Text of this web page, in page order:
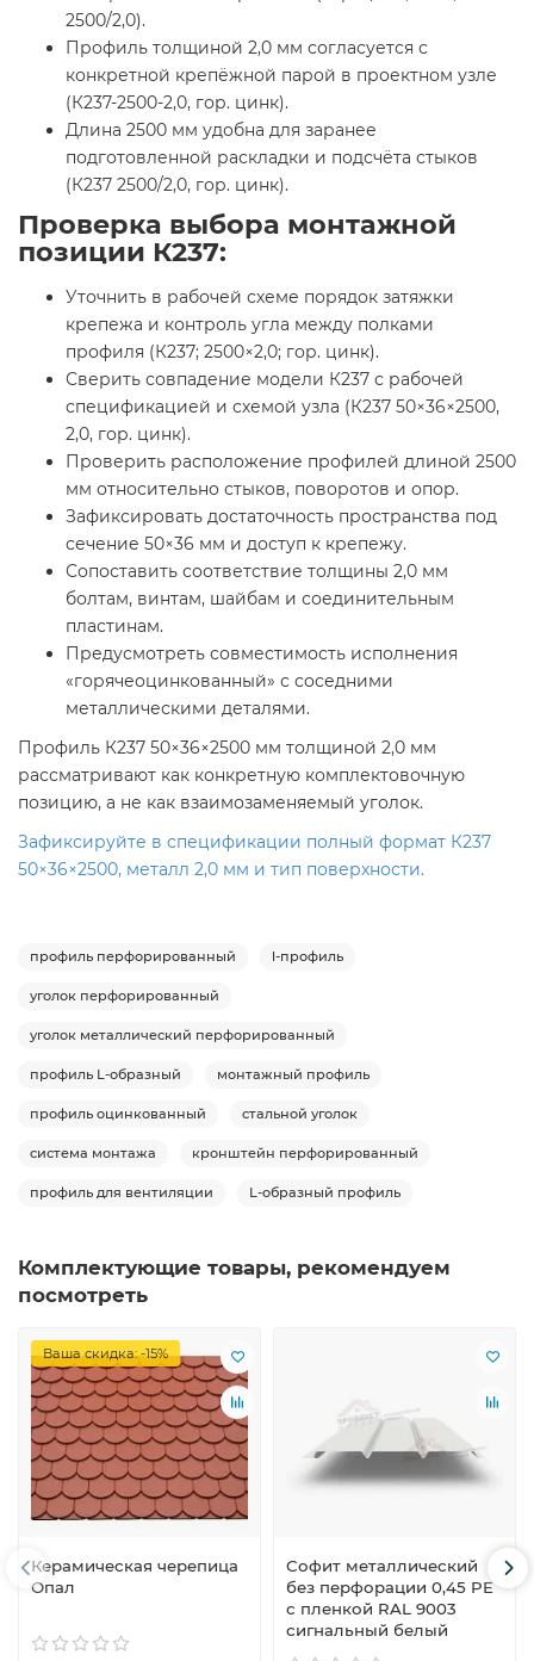
2500/2,0).
Профиль толщиной 2,0 мм согласуется с
конкретной крепёжной парой в проектном узле
(К237-2500-2,0, гор. цинк).
Длина 2500 мм удобна для заранее
подготовленной раскладки и подсчёта стыков
(К237 2500/2,0, гор. цинк).
Проверка выбора монтажной
позиции К237:
Уточнить в рабочей схеме порядок затяжки
крепежа и контроль угла между полками
профиля (К237; 2500×2,0; гор. цинк).
Сверить совпадение модели К237 с рабочей
спецификацией и схемой узла (К237 50×36×2500,
2,0, гор. цинк).
Проверить расположение профилей длиной 2500
мм относительно стыков, поворотов и опор.
Зафиксировать достаточность пространства под
сечение 50×36 мм и доступ к крепежу.
Сопоставить соответствие толщины 2,0 мм
болтам, винтам, шайбам и соединительным
пластинам.
Предусмотреть совместимость исполнения
«горячеоцинкованный» с соседними
металлическими деталями.
Профиль К237 50×36×2500 мм толщиной 2,0 мм
рассматривают как конкретную комплектовочную
позицию, а не как взаимозаменяемый уголок.
Зафиксируйте в спецификации полный формат К237
50×36×2500, металл 2,0 мм и тип поверхности.
профиль перфорированный l-профиль
уголок перфорированный
уголок металлический перфорированный
профиль L-образный монтажный профиль
профиль оцинкованный стальной уголок
система монтажа кронштейн перфорированный
профиль для вентиляции L-образный профиль
Комплектующие товары, рекомендуем
посмотреть
Ваша скидка: -15%
Керамическая черепица
Опал
Софит металлический
без перфорации 0,45 PE
с пленкой RAL 9003
сигнальный белый